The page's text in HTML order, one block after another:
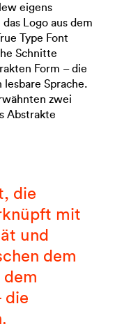
eigens
Logo aus dem
Type Font
Schnitte
Form – die
Sprache.
zwei
Abstrakte
die
mit
und
dem
die